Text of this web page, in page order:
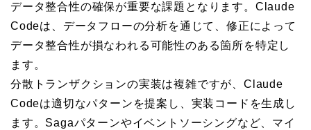
データ整合性の確保が重要な課題となります。Claude
Codeは、データフローの分析を通じて、修正によって
データ整合性が損なわれる可能性のある箇所を特定し
ます。
分散トランザクションの実装は複雑ですが、Claude
Codeは適切なパターンを提案し、実装コードを生成し
ます。Sagaパターンやイベントソーシングなど、マイ